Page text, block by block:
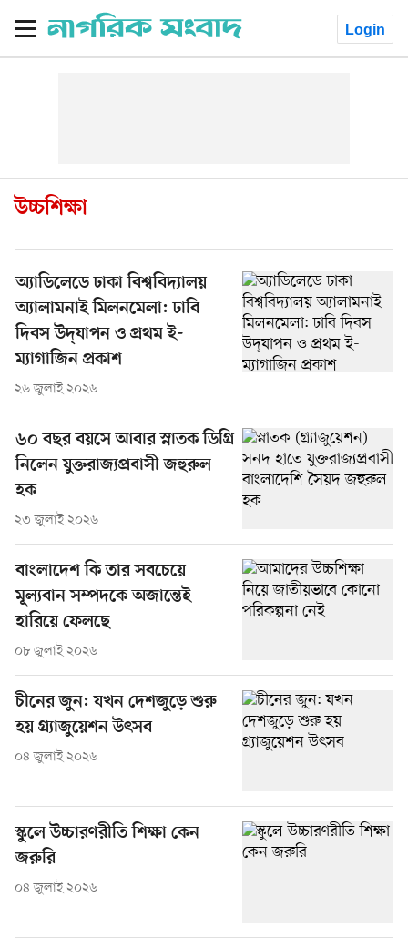
Login
উচ্চশিক্ষা
অ্যাডিলেডে ঢাকা বিশ্ববিদ্যালয়
অ্যালামনাই মিলনমেলা: ঢাবি
দিবস উদ্‌যাপন ও প্রথম ই-
ম্যাগাজিন প্রকাশ
২৬ জুলাই ২০২৬
৬০ বছর বয়সে আবার স্নাতক ডিগ্রি
নিলেন যুক্তরাজ্যপ্রবাসী জহুরুল
হক
২৩ জুলাই ২০২৬
বাংলাদেশ কি তার সবচেয়ে
মূল্যবান সম্পদকে অজান্তেই
হারিয়ে ফেলছে
০৮ জুলাই ২০২৬
চীনের জুন: যখন দেশজুড়ে শুরু
হয় গ্র্যাজুয়েশন উৎসব
০৪ জুলাই ২০২৬
স্কুলে উচ্চারণরীতি শিক্ষা কেন
জরুরি
০৪ জুলাই ২০২৬